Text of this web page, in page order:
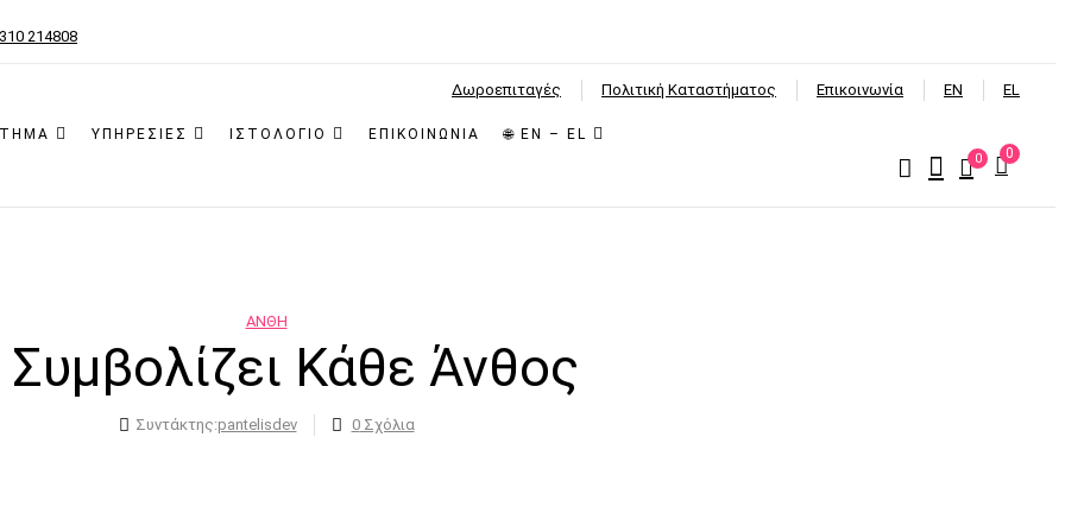
214808
Δωροεπιταγές Πολιτική Καταστήματος Επικοινωνία EN EL
ΥΠΗΡΕΣΙΕΣ ΙΣΤΟΛΟΓΙΟ ΕΠΙΚΟΙΝΩΝΙΑ 🌐 EN – EL
0 0
ΑΝΘΗ
Συμβολίζει Κάθε Άνθος
Συντάκτης:pantelisdev 0Σχόλια